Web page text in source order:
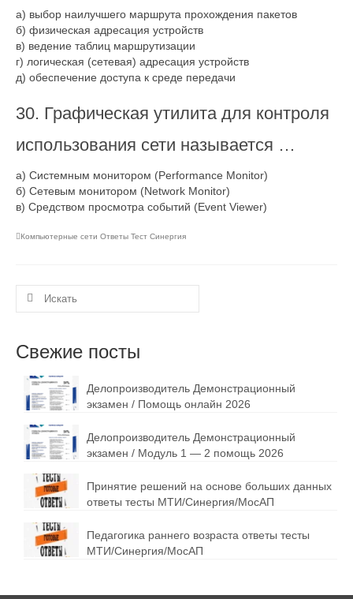
а) выбор наилучшего маршрута прохождения пакетов
б) физическая адресация устройств
в) ведение таблиц маршрутизации
г) логическая (сетевая) адресация устройств
д) обеспечение доступа к среде передачи
30. Графическая утилита для контроля
использования сети называется …
а) Системным монитором (Performance Monitor)
б) Сетевым монитором (Network Monitor)
в) Средством просмотра событий (Event Viewer)
Компьютерные сети Ответы Тест Синергия
Искать:
Свежие посты
Делопроизводитель Демонстрационный
экзамен / Помощь онлайн 2026
Делопроизводитель Демонстрационный
экзамен / Модуль 1 — 2 помощь 2026
Принятие решений на основе больших данных
ответы тесты МТИ/Синергия/МосАП
Педагогика раннего возраста ответы тесты
МТИ/Синергия/МосАП